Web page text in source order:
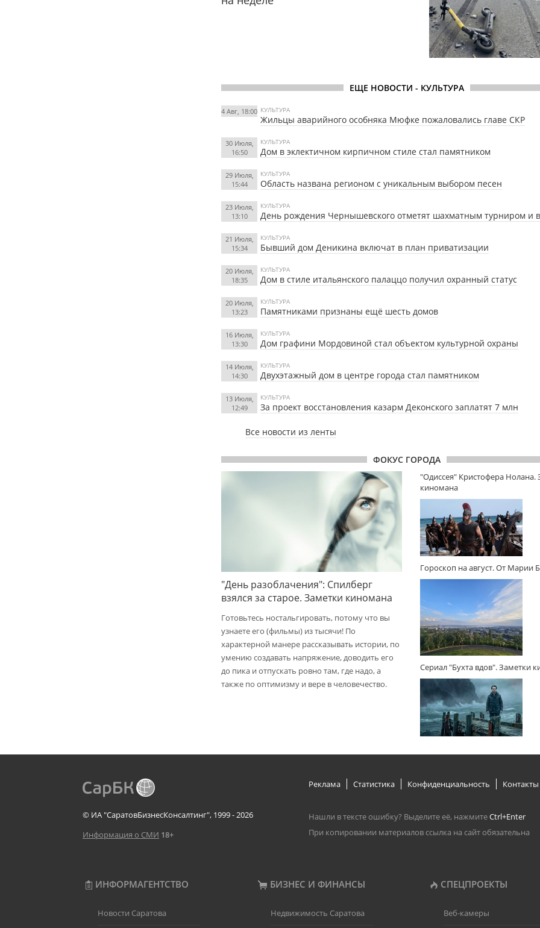
ЕЩЕ НОВОСТИ - КУЛЬТУРА
4 Авг, 18:00 КУЛЬТУРА
Жильцы аварийного особняка Мюфке пожаловались главе СКР
30 Июля,
16:50
КУЛЬТУРА
Дом в эклектичном кирпичном стиле стал памятником
29 Июля,
15:44
КУЛЬТУРА
Область названа регионом с уникальным выбором песен
23 Июля,
13:10
КУЛЬТУРА
День рождения Чернышевского отметят шахматным турниром и
21 Июля,
15:34
КУЛЬТУРА
Бывший дом Деникина включат в план приватизации
20 Июля,
18:35
КУЛЬТУРА
Дом в стиле итальянского палаццо получил охранный статус
20 Июля,
13:23
КУЛЬТУРА
Памятниками признаны ещё шесть домов
16 Июля,
13:30
КУЛЬТУРА
Дом графини Мордовиной стал объектом культурной охраны
14 Июля,
14:30
КУЛЬТУРА
Двухэтажный дом в центре города стал памятником
13 Июля,
12:49
КУЛЬТУРА
За проект восстановления казарм Деконского заплатят 7 млн
Все новости из ленты
ФОКУС ГОРОДА
"День разоблачения": Спилберг
взялся за старое. Заметки киномана
Готовьтесь ностальгировать, потому что вы
узнаете его (фильмы) из тысячи! По
характерной манере рассказывать истории, по
умению создавать напряжение, доводить его
до пика и отпускать ровно там, где надо, а
также по оптимизму и вере в человечество.
"Одиссея" Кристофера Нолана.
киномана
Гороскоп на август. От Марии
Сериал "Бухта вдов". Заметки
© ИА "СаратовБизнесКонсалтинг", 1999 - 2026
Информация о СМИ 18+
Реклама Статистика Конфиденциальность Контакты
Нашли в тексте ошибку? Выделите её, нажмитеCtrl+Enter
При копировании материалов ссылка на сайт обязательна
ИНФОРМАГЕНТСТВО БИЗНЕС И ФИНАНСЫ СПЕЦПРОЕКТЫ
Новости Саратова Недвижимость Саратова Веб-камеры